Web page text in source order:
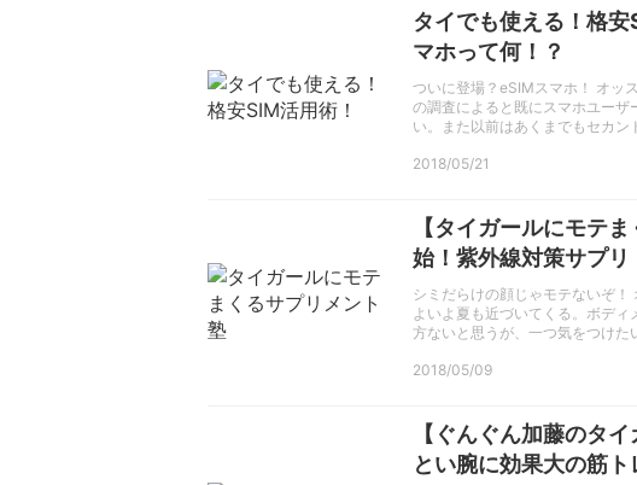
タイでも使える！格
マホって何！？
ついに登場？eSIMスマホ！ オッ
の調査によると既にスマホユー
い。また以前はあくまでもセカン
2018/05/21
【タイガールにモテ
始！紫外線対策サプリ
シミだらけの顔じゃモテないぞ
よいよ夏も近づいてくる。ボデ
方ないと思うが、一つ気をつけた
2018/05/09
【ぐんぐん加藤のタ
とい腕に効果大の筋ト